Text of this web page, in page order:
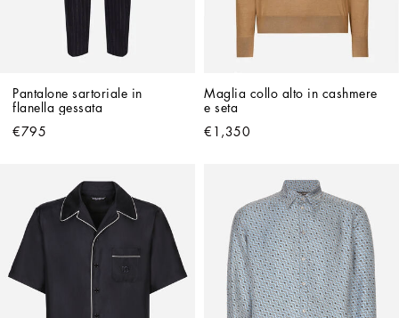
Pantalone sartoriale in
flanella gessata
€795
Maglia collo alto in cashmere
e seta
€1,350